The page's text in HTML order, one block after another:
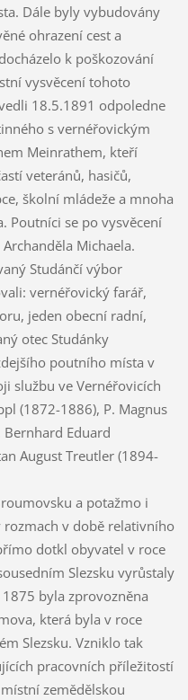
Dále byly vybudovány
ohrazení cest a
k poškozování
vysvěcení tohoto
18.5.1891 odpoledne
s vernéřovickým
Meinrathem, kteří
veteránů, hasičů,
školní mládeže a mnoha
Poutníci se po vysvěcení
Michaela.
Studánčí výbor
vernéřovický farář,
jeden obecní radní,
otec Studánky
poutního místa v
službu ve Vernéřovicích
(1872-1886), P. Magnus
Eduard
August Treutler (1894-
a potažmo i
v době relativního
dotkl obyvatel v roce
Slezsku vyrůstaly
byla zprovozněna
která byla v roce
Slezsku. Vzniklo tak
pracovních příležitostí
zemědělskou